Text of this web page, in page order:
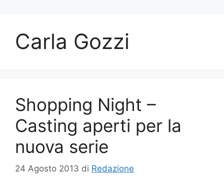
Carla Gozzi
Shopping Night –
Casting aperti per la
nuova serie
24 Agosto 2013 di Redazione